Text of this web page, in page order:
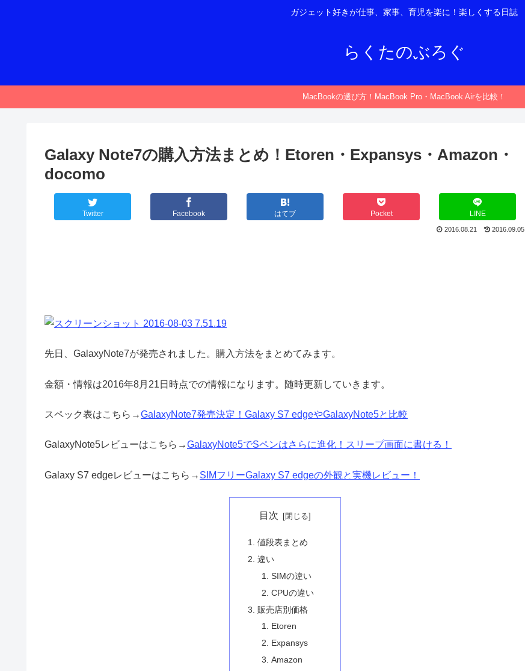
ガジェット好きが仕事、家事、育児を楽に！楽しくする日誌
らくたのぶろぐ
MacBookの選び方！MacBook Pro・MacBook Airを比較！
Galaxy Note7の購入方法まとめ！Etoren・Expansys・Amazon・
docomo
Twitter Facebook はてブ Pocket LINE
2016.09.05
2016.08.21
先日、GalaxyNote7が発売されました。購入方法をまとめてみます。
金額・情報は2016年8月21日時点での情報になります。随時更新していきます。
スペック表はこちら→GalaxyNote7発売決定！Galaxy S7 edgeやGalaxyNote5と比較
GalaxyNote5レビューはこちら→GalaxyNote5でSペンはさらに進化！スリープ画面に書ける！
Galaxy S7 edgeレビューはこちら→ SIMフリーGalaxy S7 edgeの外観と実機レビュー！
目次
値段表まとめ
違い
SIMの違い
CPUの違い
販売店別価格
Etoren
Expansys
Amazon